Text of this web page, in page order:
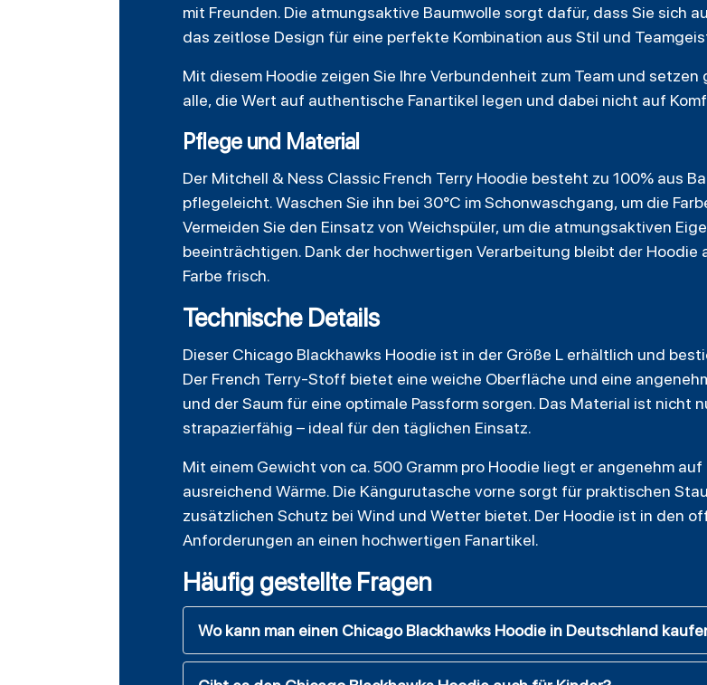
mit Freunden. Die atmungsaktive Baumwolle sorgt dafür, dass Sie sich
das zeitlose Design für eine perfekte Kombination aus Stil und
Mit diesem Hoodie zeigen Sie Ihre Verbundenheit zum Team und
alle, die Wert auf authentische Fanartikel legen und dabei nicht auf
Pflege und Material
Der Mitchell & Ness Classic French Terry Hoodie besteht zu 100% aus
pflegeleicht. Waschen Sie ihn bei 30°C im Schonwaschgang, um die
Vermeiden Sie den Einsatz von Weichspüler, um die atmungsaktiven
beeinträchtigen. Dank der hochwertigen Verarbeitung bleibt der Hoodie
Farbe frisch.
Technische Details
Dieser Chicago Blackhawks Hoodie ist in der Größe L erhältlich und
Der French Terry-Stoff bietet eine weiche Oberfläche und eine
und der Saum für eine optimale Passform sorgen. Das Material ist nicht
strapazierfähig – ideal für den täglichen Einsatz.
Mit einem Gewicht von ca. 500 Gramm pro Hoodie liegt er angenehm
ausreichend Wärme. Die Kängurutasche vorne sorgt für praktischen
zusätzlichen Schutz bei Wind und Wetter bietet. Der Hoodie ist in den
Anforderungen an einen hochwertigen Fanartikel.
Häufig gestellte Fragen
Wo kann man einen Chicago Blackhawks Hoodie in Deutschland